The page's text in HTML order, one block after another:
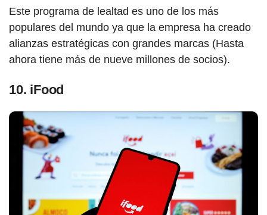
Este programa de lealtad es uno de los más
populares del mundo ya que la empresa ha creado
alianzas estratégicas con grandes marcas (Hasta
ahora tiene más de nueve millones de socios).
10. iFood